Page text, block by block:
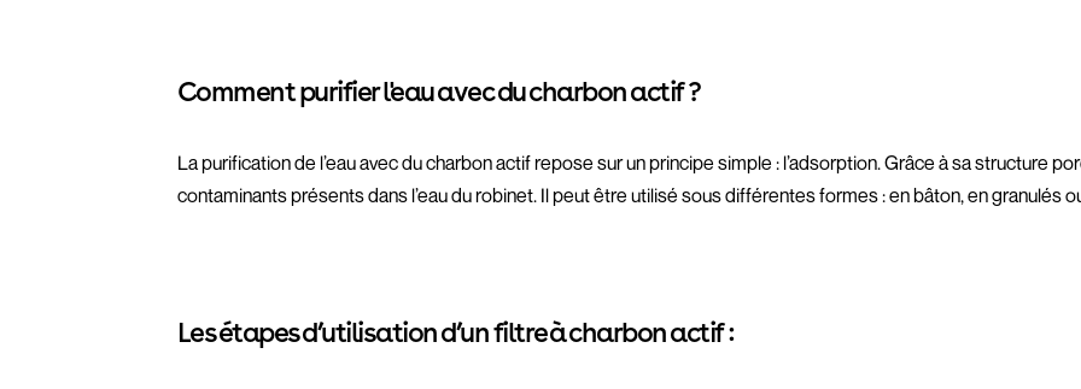
Comment purifier l'eau avec du charbon actif ?
La purification de l’eau avec du charbon actif repose sur un principe simple : l’adsorption. Grâce à sa structure
contaminants présents dans l’eau du robinet. Il peut être utilisé sous différentes formes : en bâton, en granulés
Les étapes d’utilisation d’un filtre à charbon actif :